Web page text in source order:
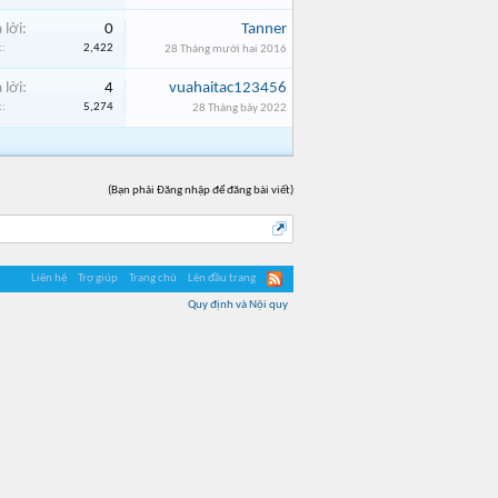
lời: 0
2,422
Tanner
28 Tháng mười hai 2016
lời: 4
5,274
vuahaitac123456
28 Tháng bảy 2022
(Bạn phải Đăng nhập để đăng bài viết)
Liên hệ Trợ giúp Trang chủ Lên đầu trang
Quy định và Nội quy